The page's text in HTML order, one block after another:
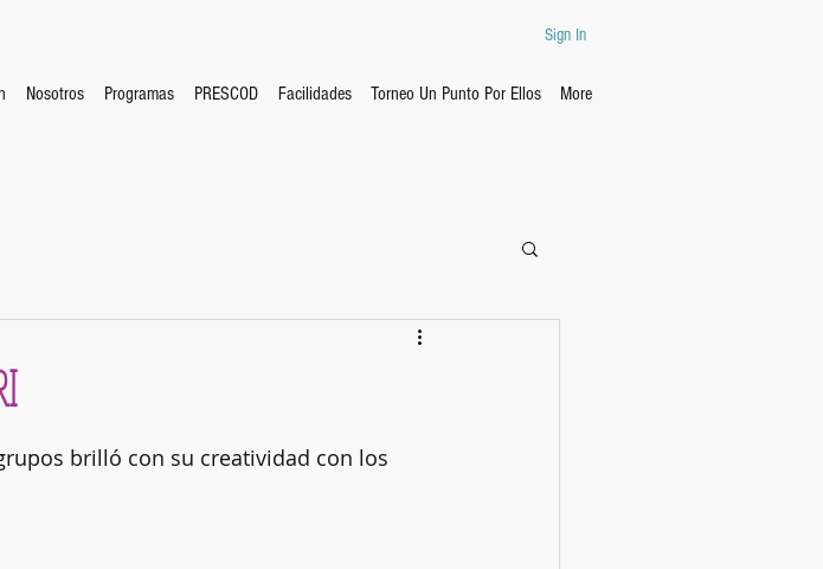
Sign In
Nosotros Programas PRESCOD Facilidades Torneo Un Punto Por Ellos More
brilló con su creatividad con los